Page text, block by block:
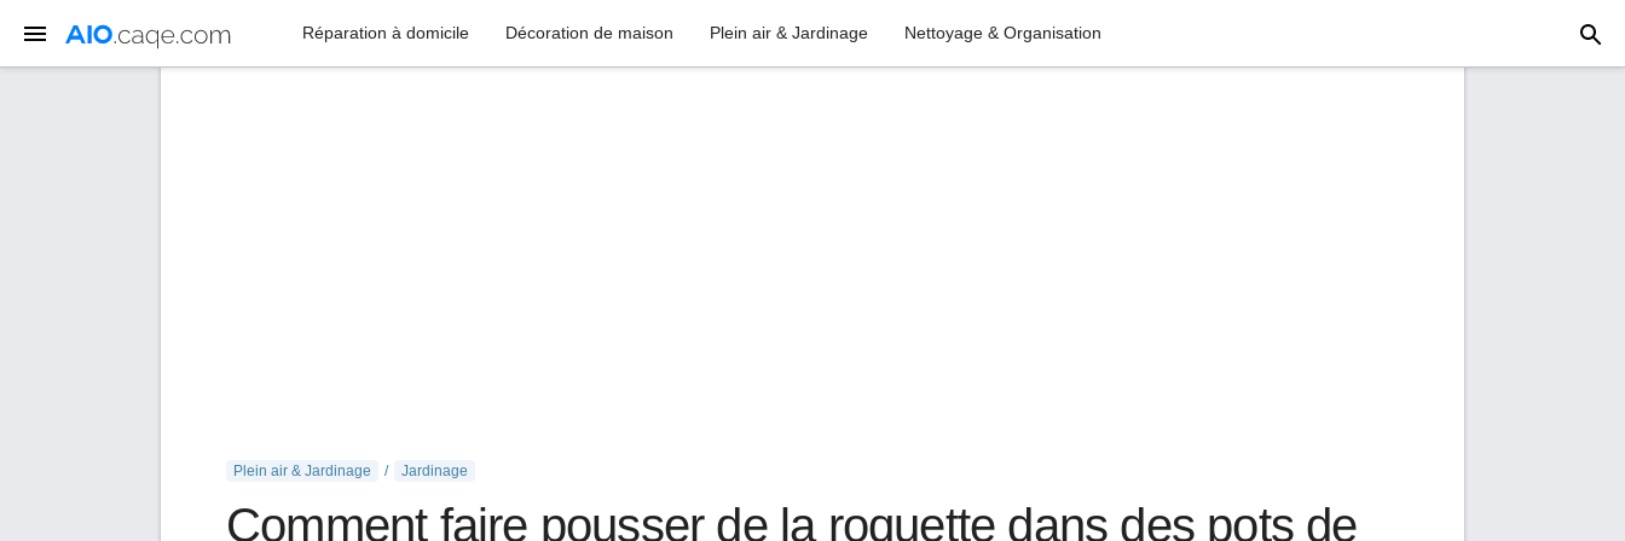
Réparation à domicile Décoration de maison Plein air & Jardinage Nettoyage & Organisation
Plein air & Jardinage Jardinage
Comment faire pousser de la roquette dans des pots de